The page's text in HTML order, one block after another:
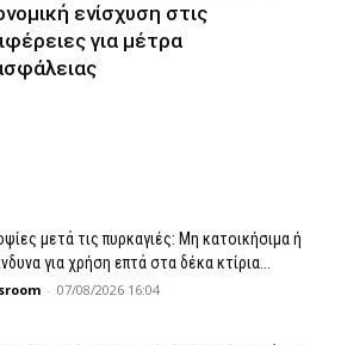
ενίσχυση στις
για μέτρα
μετά τις πυρκαγιές: Μη κατοικήσιμα ή
για χρήση επτά στα δέκα κτίρια...
- 07/08/2026 16:04